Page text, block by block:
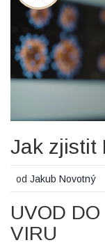
Jak zjistit
odJakub Novotný
UVOD
VIRU